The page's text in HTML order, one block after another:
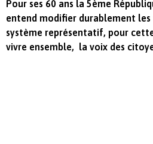
Pour ses 60 ans la 5ème
entend modifier durablement
système représentatif, pour
vivre ensemble, la voix des